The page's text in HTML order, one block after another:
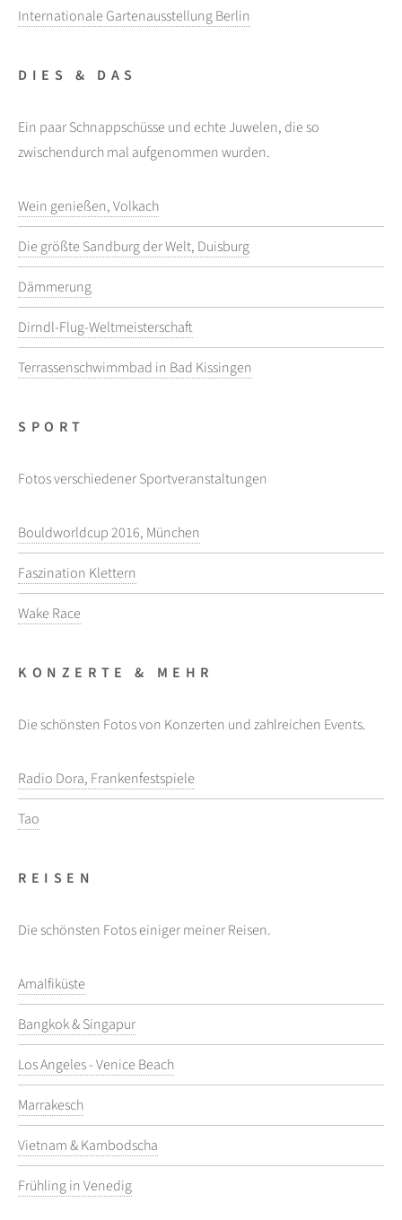
Internationale Gartenausstellung Berlin
DIES & DAS
Ein paar Schnappschüsse und echte Juwelen, die so
zwischendurch mal aufgenommen wurden.
Wein genießen, Volkach
Die größte Sandburg der Welt, Duisburg
Dämmerung
Dirndl-Flug-Weltmeisterschaft
Terrassenschwimmbad in Bad Kissingen
SPORT
Fotos verschiedener Sportveranstaltungen
Bouldworldcup 2016, München
Faszination Klettern
Wake Race
KONZERTE & MEHR
Die schönsten Fotos von Konzerten und zahlreichen Events.
Radio Dora, Frankenfestspiele
Tao
REISEN
Die schönsten Fotos einiger meiner Reisen.
Amalfiküste
Bangkok & Singapur
Los Angeles - Venice Beach
Marrakesch
Vietnam & Kambodscha
Frühling in Venedig